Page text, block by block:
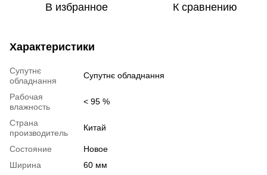
В избранное К сравнению
Характеристики
Супутнє
обладнання
Супутнє обладнання
Рабочая
влажность
< 95 %
Страна
производитель
Китай
Состояние
Новое
Ширина
60 мм